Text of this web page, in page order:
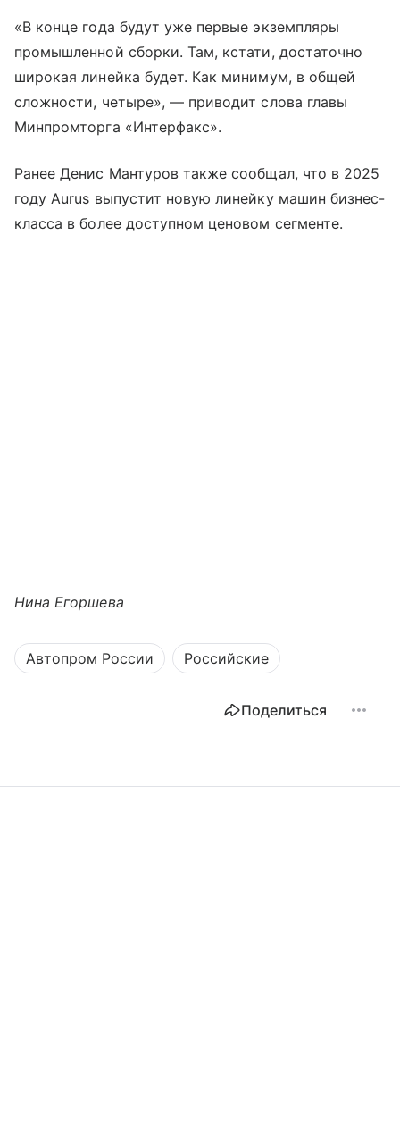
«В конце года будут уже первые экземпляры
промышленной сборки. Там, кстати, достаточно
широкая линейка будет. Как минимум, в общей
сложности, четыре», — приводит слова главы
Минпромторга «Интерфакс».
Ранее Денис Мантуров также сообщал, что в 2025
году Aurus выпустит новую линейку машин бизнес-
класса в более доступном ценовом сегменте.
Нина Егоршева
Автопром России Российские
Поделиться